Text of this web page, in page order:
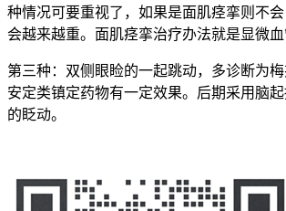
种情况可要重视了，如果是面肌痉挛则不
会越来越重。面肌痉挛治疗办法就是显微血
第三种：双侧眼睑的一起跳动，多诊断为
安定类镇定药物有一定效果。后期采用脑
的眨动。